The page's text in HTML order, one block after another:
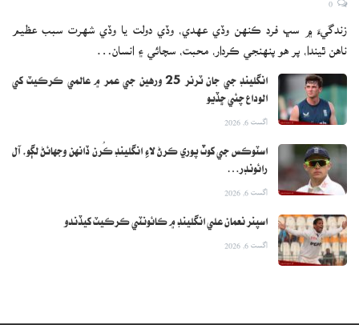
زندگيءَ ۾ سڀ فرد ڪنهن وڏي عهدي، وڏي دولت يا وڏي شهرت سبب عظيم
ناهن ٿيندا، پر هو پنهنجي ڪردار، محبت، سچائي ۽ انسان…
انگلينڊ جي جان ٽرنر 25 ورهين جي عمر ۾ عالمي ڪرڪيٽ کي
الوداع چئي ڇڏيو
اگست 6, 2026
اسٽوڪس جي کوٽ پوري ڪرڻ لاءِ انگلينڊ ڪُرن ڏانهن وجهائڻ لڳو، آل
رائونڊر…
اگست 6, 2026
اسپنر نعمان علي انگلينڊ ۾ ڪائونٽي ڪرڪيٽ کيڏندو
اگست 6, 2026